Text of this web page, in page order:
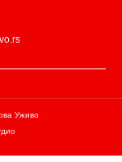
Уживо